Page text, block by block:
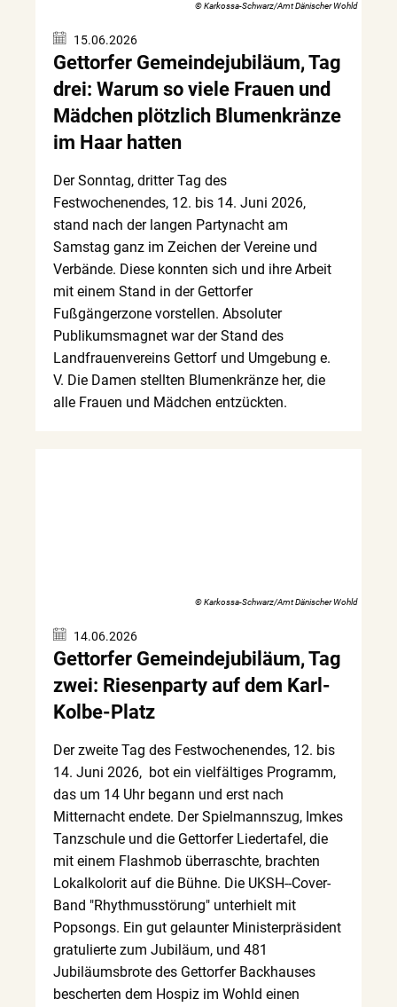
© Karkossa-Schwarz/Amt Dänischer Wohld
15.06.2026
Gettorfer Gemeindejubiläum, Tag
drei: Warum so viele Frauen und
Mädchen plötzlich Blumenkränze
im Haar hatten
Der Sonntag, dritter Tag des
Festwochenendes, 12. bis 14. Juni 2026,
stand nach der langen Partynacht am
Samstag ganz im Zeichen der Vereine und
Verbände. Diese konnten sich und ihre Arbeit
mit einem Stand in der Gettorfer
Fußgängerzone vorstellen. Absoluter
Publikumsmagnet war der Stand des
Landfrauenvereins Gettorf und Umgebung e.
V. Die Damen stellten Blumenkränze her, die
alle Frauen und Mädchen entzückten.
© Karkossa-Schwarz/Amt Dänischer Wohld
14.06.2026
Gettorfer Gemeindejubiläum, Tag
zwei: Riesenparty auf dem Karl-
Kolbe-Platz
Der zweite Tag des Festwochenendes, 12. bis
14. Juni 2026, bot ein vielfältiges Programm,
das um 14 Uhr begann und erst nach
Mitternacht endete. Der Spielmannszug, Imkes
Tanzschule und die Gettorfer Liedertafel, die
mit einem Flashmob überraschte, brachten
Lokalkolorit auf die Bühne. Die UKSH--Cover-
Band "Rhythmusstörung" unterhielt mit
Popsongs. Ein gut gelaunter Ministerpräsident
gratulierte zum Jubiläum, und 481
Jubiläumsbrote des Gettorfer Backhauses
bescherten dem Hospiz im Wohld einen